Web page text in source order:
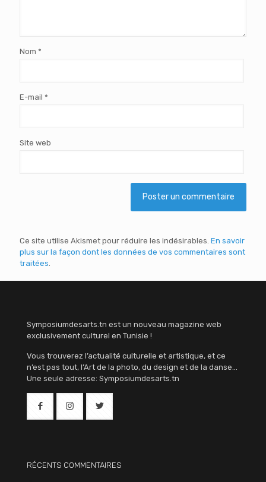
Nom *
E-mail *
Site web
Ce site utilise Akismet pour réduire les indésirables. En savoir
plus sur la façon dont les données de vos commentaires sont
traitées.
Symposiumdesarts.tn est un nouveau magazine web
exclusivement culturel en Tunisie !
Vous trouverez l’actualité culturelle et artistique, et ce
n’est pas tout, l’Art de la photo, du design et de la danse…
Une seule adresse: Symposiumdesarts.tn
RÉCENTS COMMENTAIRES